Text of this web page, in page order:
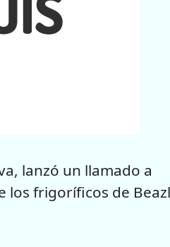
lanzó un llamado a
los frigoríficos de